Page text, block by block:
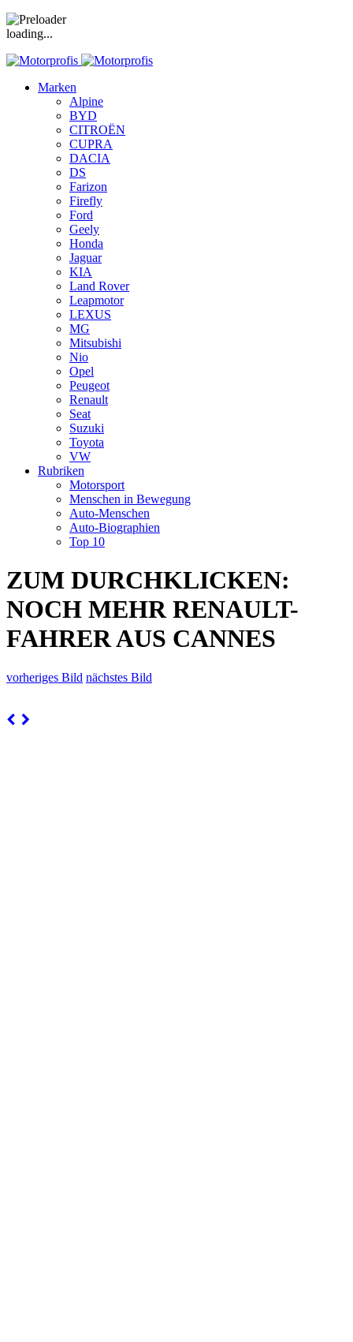
loading...
Marken
Alpine
BYD
CITROËN
CUPRA
DACIA
DS
Farizon
Firefly
Ford
Geely
Honda
Jaguar
KIA
Land Rover
Leapmotor
LEXUS
MG
Mitsubishi
Nio
Opel
Peugeot
Renault
Seat
Suzuki
Toyota
VW
Rubriken
Motorsport
Menschen in Bewegung
Auto-Menschen
Auto-Biographien
Top 10
ZUM DURCHKLICKEN:
NOCH MEHR RENAULT-
FAHRER AUS CANNES
vorheriges Bild nächstes Bild